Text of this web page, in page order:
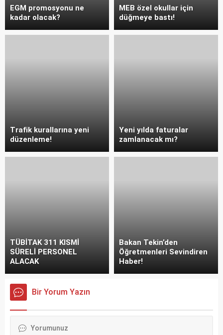
EGM promosyonu ne
kadar olacak?
MEB özel okullar için
düğmeye bastı!
Trafik kurallarına yeni
düzenleme!
Yeni yılda faturalar
zamlanacak mı?
TÜBİTAK 311 KISMİ
SÜRELİ PERSONEL
ALACAK
Bakan Tekin’den
Öğretmenleri Sevindiren
Haber!
Bir Yorum Yazın